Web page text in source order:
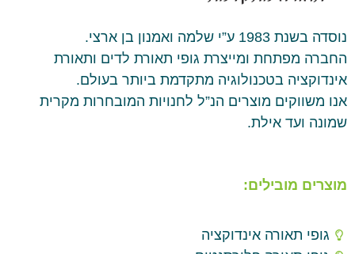
נוסדה בשנת 1983 ע”י שלמה ואמנון בן ארצי.
החברה מפתחת ומייצרת גופי תאורת לדים ותאורת
אינדוקציה בטכנולוגיה מתקדמת ביותר בעולם.
אנו משווקים מוצרים הנ”ל לחנויות המובחרות מקרית
שמונה ועד אילת.
מוצרים מובילים:
גופי תאורה אינדוקציה